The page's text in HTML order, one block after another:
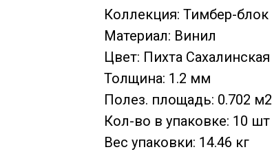
Коллекция: Тимбер-блок
Материал: Винил
Цвет: Пихта Сахалинская
Толщина: 1.2 мм
Полез. площадь: 0.702 м2
Кол-во в упаковке: 10 шт
Вес упаковки: 14.46 кг